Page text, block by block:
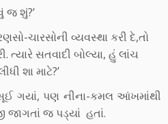
જ શું?’
ચારસોની વ્યવસ્થા કરી દે,તો
ત્યારે સતવાદી બોલ્યા, હું લાંચ
શા માટે?’
સૂઈ ગયાં, પણ નીના-કમલ આંખમાંથી
જાગતાં જ પડ્યાં હતાં.